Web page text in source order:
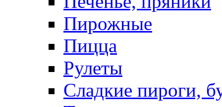
Пирожные
Пицца
Рулеты
Сладкие пироги,